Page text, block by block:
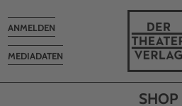
MEDIADATEN
Toggle
navigation
ANMELDEN